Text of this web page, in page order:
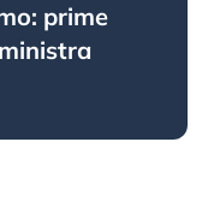
prime